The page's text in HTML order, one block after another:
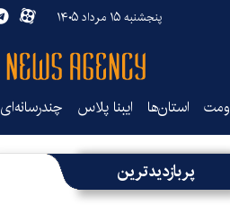
پنجشنبه ۱۵ مرداد ۱۴۰۵
استان‌ها ایبنا پلاس چندرسانه‌ای
پربازدیدترین